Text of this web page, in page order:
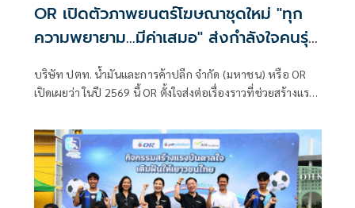
OR เปิดตัวภาพยนตร์โฆษณาชุดใหม่ "ทุก
ความพยายาม...มีค่าเสมอ" ส่งกำลังใจคนรุ่น
ใหม่ Gen Z ผ่านเรื่องราวที่ PTT Station
บริษัท ปตท. น้ำมันและการค้าปลีก จำกัด (มหาชน) หรือ OR
เปิดเผยว่า ในปี 2569 นี้ OR ตั้งใจส่งต่อเรื่องราวที่ช่วยสร้างแรง